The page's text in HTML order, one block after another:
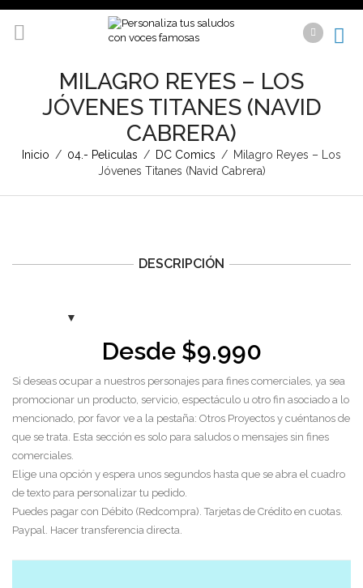
MILAGRO REYES – LOS
JÓVENES TITANES (NAVID
CABRERA)
Inicio / 04.- Peliculas / DC Comics / Milagro Reyes – Los
Jóvenes Titanes (Navid Cabrera)
DESCRIPCIÓN
Desde $9.990
Si deseas ocupar a nuestros personajes para fines comerciales, ya sea
promocionar un producto, servicio, espectáculo u otro fin asociado a lo
mencionado, por favor ve a la pestaña: Otros Proyectos y cuéntanos de
que se trata. Esta sección es solo para saludos o mensajes sin fines
comerciales.
Elige una opción y espera unos segundos hasta que se abra el cuadro
de texto para personalizar tu pedido.
Puedes pagar con Débito (Redcompra). Tarjetas de Crédito en cuotas.
Paypal. Hacer transferencia directa.